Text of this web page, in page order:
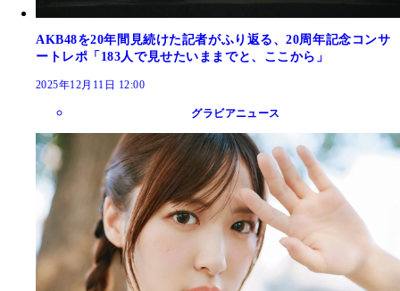
AKB48を20年間見続けた記者がふり返る、20周年記念コンサ
ートレポ「183人で見せたいままでと、ここから」
2025年12月11日 12:00
グラビアニュース